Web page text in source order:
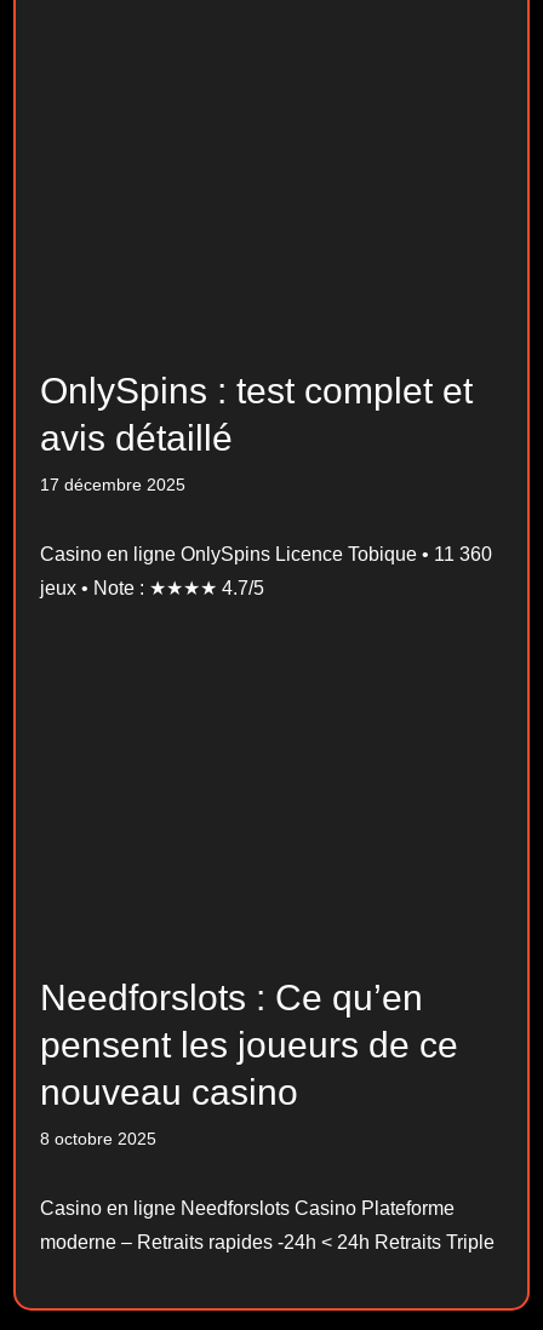
OnlySpins : test complet et
avis détaillé
17 décembre 2025
Casino en ligne OnlySpins Licence Tobique • 11 360
jeux • Note : ★★★★ 4.7/5
Needforslots : Ce qu’en
pensent les joueurs de ce
nouveau casino
8 octobre 2025
Casino en ligne Needforslots Casino Plateforme
moderne – Retraits rapides -24h < 24h Retraits Triple